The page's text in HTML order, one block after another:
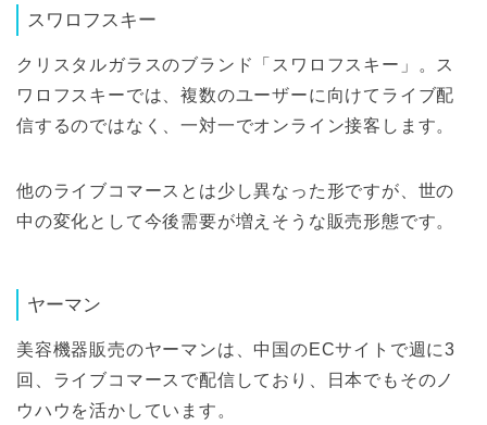
スワロフスキー
クリスタルガラスのブランド「スワロフスキー」。ス
ワロフスキーでは、複数のユーザーに向けてライブ配
信するのではなく、一対一でオンライン接客します。
他のライブコマースとは少し異なった形ですが、世の
中の変化として今後需要が増えそうな販売形態です。
ヤーマン
美容機器販売のヤーマンは、中国のECサイトで週に3
回、ライブコマースで配信しており、日本でもそのノ
ウハウを活かしています。